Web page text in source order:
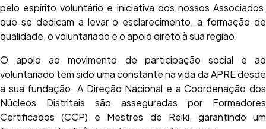
pelo espírito voluntário e iniciativa dos nossos Associados,
que se dedicam a levar o esclarecimento, a formação de
qualidade, o voluntariado e o apoio direto à sua região.
O apoio ao movimento de participação social e ao
voluntariado tem sido uma constante na vida da APRE desde
a sua fundação. A Direção Nacional e a Coordenação dos
Núcleos Distritais são asseguradas por Formadores
Certificados (CCP) e Mestres de Reiki, garantindo um